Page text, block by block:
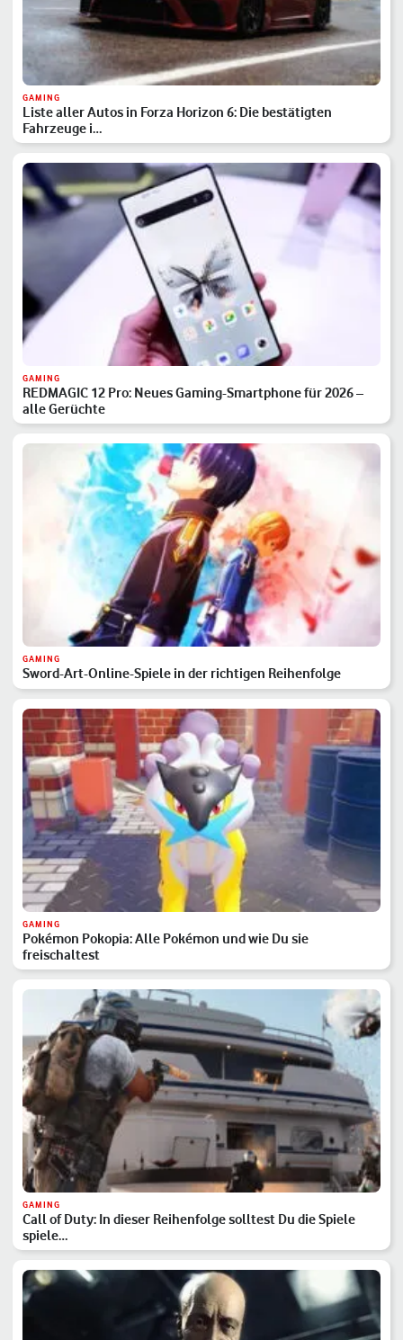
GAMING
Liste aller Autos in Forza Horizon 6: Die bestätigten
Fahrzeuge i…
GAMING
REDMAGIC 12 Pro: Neues Gaming-Smartphone für 2026 –
alle Gerüchte
GAMING
Sword-Art-Online-Spiele in der richtigen Reihenfolge
GAMING
Pokémon Pokopia: Alle Pokémon und wie Du sie
freischaltest
GAMING
Call of Duty: In dieser Reihenfolge solltest Du die Spiele
spiele…